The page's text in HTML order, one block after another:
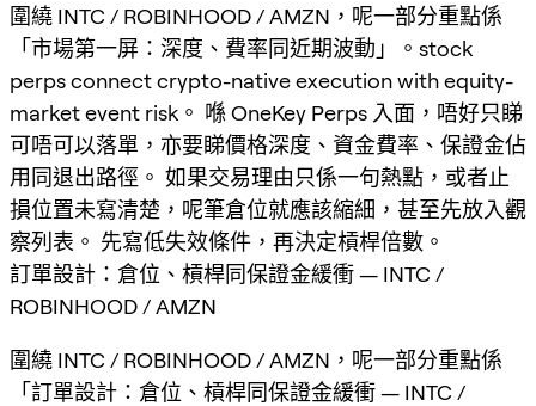
圍繞 INTC / ROBINHOOD / AMZN，呢一部分重點係
「市場第一屏：深度、費率同近期波動」。stock
perps connect crypto-native execution with equity-
market event risk。 喺 OneKey Perps 入面，唔好只睇
可唔可以落單，亦要睇價格深度、資金費率、保證金佔
用同退出路徑。 如果交易理由只係一句熱點，或者止
損位置未寫清楚，呢筆倉位就應該縮細，甚至先放入觀
察列表。 先寫低失效條件，再決定槓桿倍數。
訂單設計：倉位、槓桿同保證金緩衝 — INTC /
ROBINHOOD / AMZN
圍繞 INTC / ROBINHOOD / AMZN，呢一部分重點係
「訂單設計：倉位、槓桿同保證金緩衝 — INTC /